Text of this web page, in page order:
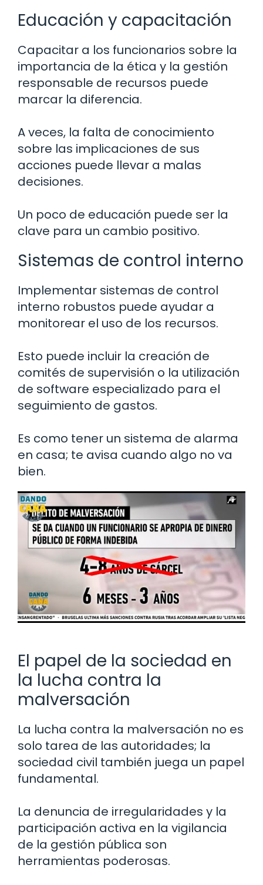
Educación y capacitación
Capacitar a los funcionarios sobre la
importancia de la ética y la gestión
responsable de recursos puede
marcar la diferencia.
A veces, la falta de conocimiento
sobre las implicaciones de sus
acciones puede llevar a malas
decisiones.
Un poco de educación puede ser la
clave para un cambio positivo.
Sistemas de control interno
Implementar sistemas de control
interno robustos puede ayudar a
monitorear el uso de los recursos.
Esto puede incluir la creación de
comités de supervisión o la utilización
de software especializado para el
seguimiento de gastos.
Es como tener un sistema de alarma
en casa; te avisa cuando algo no va
bien.
El papel de la sociedad en
la lucha contra la
malversación
La lucha contra la malversación no es
solo tarea de las autoridades; la
sociedad civil también juega un papel
fundamental.
La denuncia de irregularidades y la
participación activa en la vigilancia
de la gestión pública son
herramientas poderosas.